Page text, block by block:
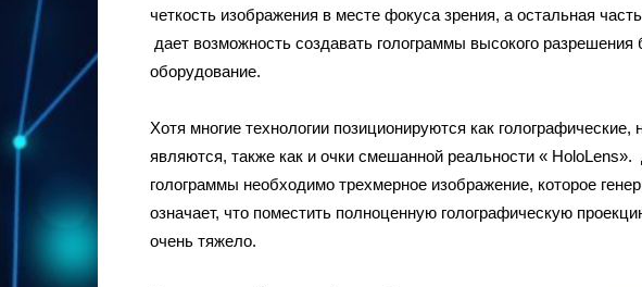
четкость изображения в месте фокуса зрения, а остальная
дает возможность создавать голограммы высокого разрешения
оборудование.
Хотя многие технологии позиционируются как
являются, также как и очки смешанной реальности «
голограммы необходимо трехмерное изображение, которое
означает, что поместить полноценную голографическую
очень тяжело.